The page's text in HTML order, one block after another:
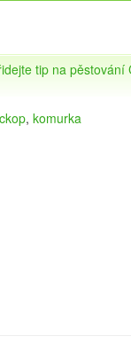
tip na pěstování
, komurka